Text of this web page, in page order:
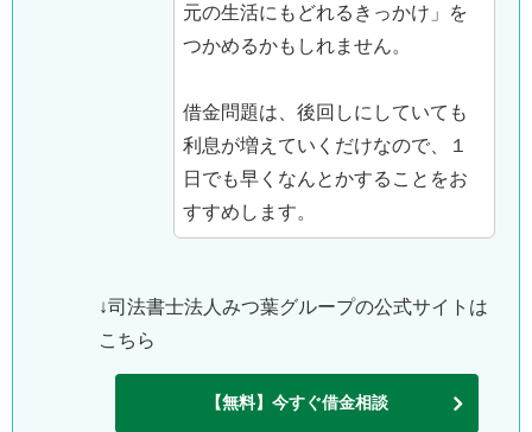
元の生活にもどれるきっかけ」を
つかめるかもしれません。
借金問題は、後回しにしていても
利息が増えていくだけなので、１
日でも早くなんとかすることをお
すすめします。
↓司法書士法人みつ葉グループの公式サイトは
こちら
【無料】今すぐ借金相談